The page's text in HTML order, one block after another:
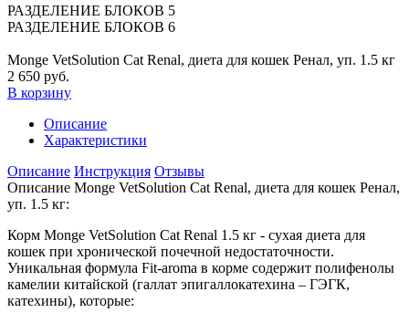
РАЗДЕЛЕНИЕ БЛОКОВ 5
РАЗДЕЛЕНИЕ БЛОКОВ 6
Monge VetSolution Cat Renal, диета для кошек Ренал, уп. 1.5 кг
2 650 руб.
В корзину
Описание
Характеристики
Описание Инструкция Отзывы
Описание Monge VetSolution Cat Renal, диета для кошек Ренал,
уп. 1.5 кг:
Корм Monge VetSolution Cat Renal 1.5 кг - сухая диета для
кошек при хронической почечной недостаточности.
Уникальная формула Fit-aroma в корме содержит полифенолы
камелии китайской (галлат эпигаллокатехина – ГЭГК,
катехины), которые: